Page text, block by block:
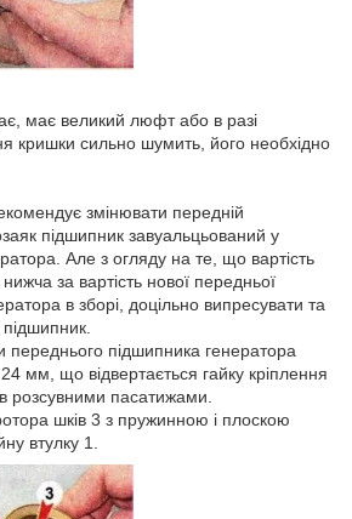
має великий люфт або в разі
кришки сильно шумить, його необхідно
змінювати передній
підшипник завуальцьований у
Але з огляду на те, що вартість
за вартість нової передньої
в зборі, доцільно випресувати та
переднього підшипника генератора
мм, що відвертається гайку кріплення
розсувними пасатижами.
шків 3 з пружинною і плоскою
втулку 1.